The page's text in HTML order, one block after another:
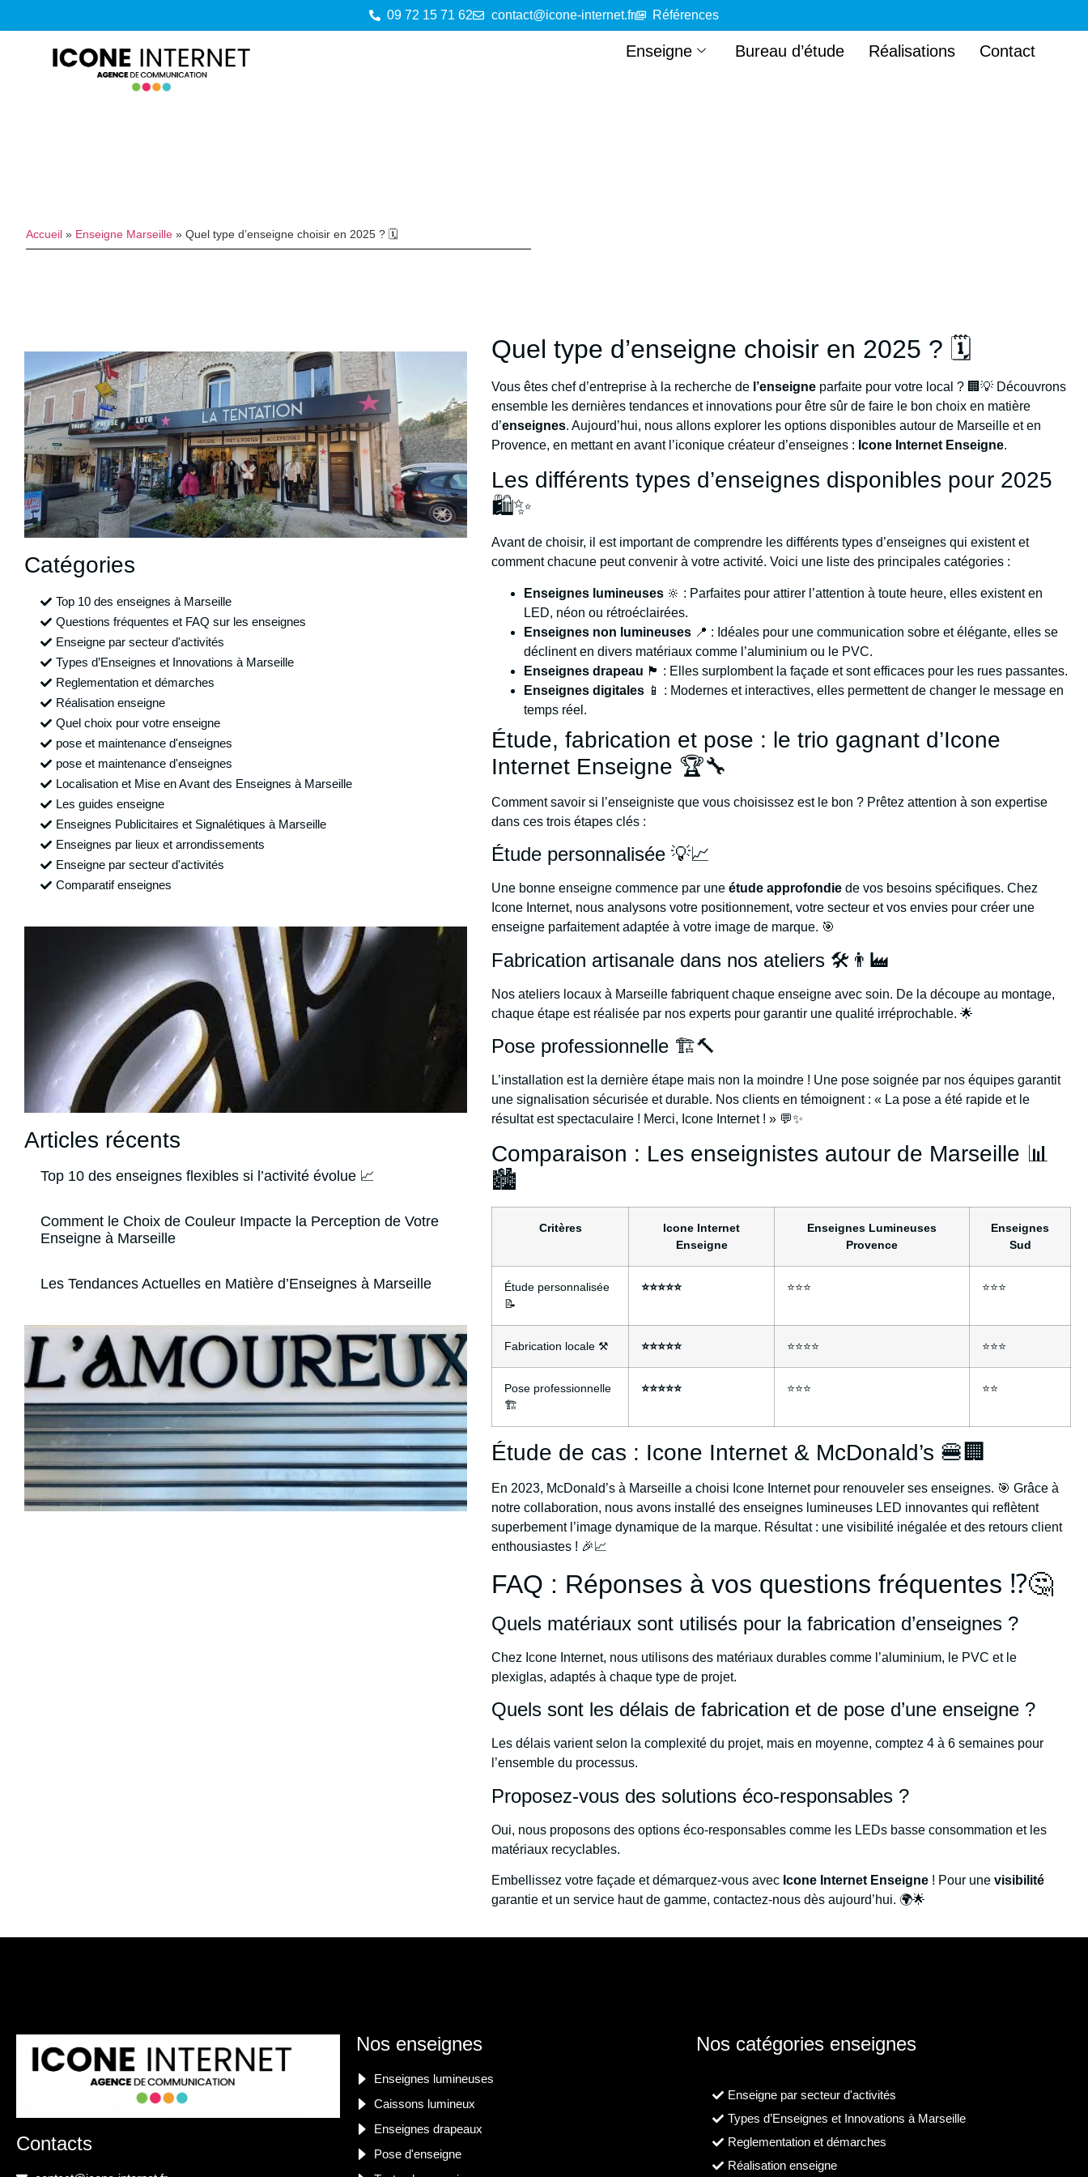
09 72 15 71 62 contact@icone-internet.fr Références
Enseigne Bureau d’étude Réalisations Contact
Accueil » Enseigne Marseille » Quel type d’enseigne choisir en 2025 ? 🗓️
Catégories
Top 10 des enseignes à Marseille
Questions fréquentes et FAQ sur les enseignes
Enseigne par secteur d'activités
Types d’Enseignes et Innovations à Marseille
Reglementation et démarches
Réalisation enseigne
Quel choix pour votre enseigne
pose et maintenance d'enseignes
pose et maintenance d'enseignes
Localisation et Mise en Avant des Enseignes à Marseille
Les guides enseigne
Enseignes Publicitaires et Signalétiques à Marseille
Enseignes par lieux et arrondissements
Enseigne par secteur d'activités
Comparatif enseignes
Articles récents
Top 10 des enseignes flexibles si l’activité évolue 📈
Comment le Choix de Couleur Impacte la Perception de Votre
Enseigne à Marseille
Les Tendances Actuelles en Matière d’Enseignes à Marseille
Quel type d’enseigne choisir en 2025 ? 🗓️
Vous êtes chef d’entreprise à la recherche de l’enseigne parfaite pour votre local ? 🏢💡 Découvrons
ensemble les dernières tendances et innovations pour être sûr de faire le bon choix en matière
d’enseignes. Aujourd’hui, nous allons explorer les options disponibles autour de Marseille et en
Provence, en mettant en avant l’iconique créateur d’enseignes : Icone Internet Enseigne.
Les différents types d’enseignes disponibles pour 2025
🛍️✨
Avant de choisir, il est important de comprendre les différents types d’enseignes qui existent et
comment chacune peut convenir à votre activité. Voici une liste des principales catégories :
Enseignes lumineuses 🔆 : Parfaites pour attirer l’attention à toute heure, elles existent en
LED, néon ou rétroéclairées.
Enseignes non lumineuses 📍 : Idéales pour une communication sobre et élégante, elles se
déclinent en divers matériaux comme l’aluminium ou le PVC.
Enseignes drapeau 🏴 : Elles surplombent la façade et sont efficaces pour les rues passantes.
Enseignes digitales 📱 : Modernes et interactives, elles permettent de changer le message en
temps réel.
Étude, fabrication et pose : le trio gagnant d’Icone
Internet Enseigne 🏆🔧
Comment savoir si l’enseigniste que vous choisissez est le bon ? Prêtez attention à son expertise
dans ces trois étapes clés :
Étude personnalisée 💡📈
Une bonne enseigne commence par uneétude approfondie de vos besoins spécifiques. Chez
Icone Internet, nous analysons votre positionnement, votre secteur et vos envies pour créer une
enseigne parfaitement adaptée à votre image de marque. 🎯
Fabrication artisanale dans nos ateliers 🛠️👨‍🏭
Nos ateliers locaux à Marseille fabriquent chaque enseigne avec soin. De la découpe au montage,
chaque étape est réalisée par nos experts pour garantir une qualité irréprochable. 🌟
Pose professionnelle 🏗️🔨
L’installation est la dernière étape mais non la moindre ! Une pose soignée par nos équipes garantit
une signalisation sécurisée et durable. Nos clients en témoignent : « La pose a été rapide et le
résultat est spectaculaire ! Merci, Icone Internet ! » 💬✨
Comparaison : Les enseignistes autour de Marseille 📊
🏙️
Critères
Icone Internet
Enseigne
Enseignes Lumineuses
Provence
Enseignes
Sud
Étude personnalisée
📝
⭐⭐⭐⭐⭐ ⭐⭐⭐ ⭐⭐⭐
Fabrication locale ⚒️ ⭐⭐⭐⭐⭐ ⭐⭐⭐⭐ ⭐⭐⭐
Pose professionnelle
🏗️
⭐⭐⭐⭐⭐ ⭐⭐⭐ ⭐⭐
Étude de cas : Icone Internet & McDonald’s 🍔🏢
En 2023, McDonald’s à Marseille a choisi Icone Internet pour renouveler ses enseignes. 🎯 Grâce à
notre collaboration, nous avons installé des enseignes lumineuses LED innovantes qui reflètent
superbement l’image dynamique de la marque. Résultat : une visibilité inégalée et des retours client
enthousiastes ! 🎉📈
FAQ : Réponses à vos questions fréquentes ⁉️🤔
Quels matériaux sont utilisés pour la fabrication d’enseignes ?
Chez Icone Internet, nous utilisons des matériaux durables comme l’aluminium, le PVC et le
plexiglas, adaptés à chaque type de projet.
Quels sont les délais de fabrication et de pose d’une enseigne ?
Les délais varient selon la complexité du projet, mais en moyenne, comptez 4 à 6 semaines pour
l’ensemble du processus.
Proposez-vous des solutions éco-responsables ?
Oui, nous proposons des options éco-responsables comme les LEDs basse consommation et les
matériaux recyclables.
Embellissez votre façade et démarquez-vous avec Icone Internet Enseigne ! Pour unevisibilité
garantie et un service haut de gamme, contactez-nous dès aujourd’hui. 🌍🌟
Contacts
Nos enseignes
Enseignes lumineuses
Caissons lumineux
Enseignes drapeaux
Pose d'enseigne
Nos catégories enseignes
Enseigne par secteur d'activités
Types d’Enseignes et Innovations à Marseille
Reglementation et démarches
Réalisation enseigne